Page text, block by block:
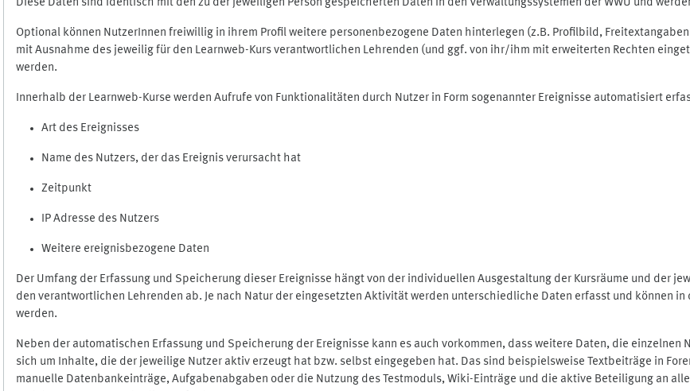
Diese Daten sind identisch mit den zu der jeweiligen Person gespeicherten Daten in den Verwaltungssystemen der WWU und
Optional können NutzerInnen freiwillig in ihrem Profil weitere personenbezogene Daten hinterlegen (z.B. Profilbild,
mit Ausnahme des jeweilig für den Learnweb-Kurs verantwortlichen Lehrenden (und ggf. von ihr/ihm mit erweiterten Rechten
werden.
Innerhalb der Learnweb-Kurse werden Aufrufe von Funktionalitäten durch Nutzer in Form sogenannter Ereignisse automatisiert
Art des Ereignisses
Name des Nutzers, der das Ereignis verursacht hat
Zeitpunkt
IP Adresse des Nutzers
Weitere ereignisbezogene Daten
Der Umfang der Erfassung und Speicherung dieser Ereignisse hängt von der individuellen Ausgestaltung der Kursräume und der
den verantwortlichen Lehrenden ab. Je nach Natur der eingesetzten Aktivität werden unterschiedliche Daten erfasst und können
werden.
Neben der automatischen Erfassung und Speicherung der Ereignisse kann es auch vorkommen, dass weitere Daten, die
sich um Inhalte, die der jeweilige Nutzer aktiv erzeugt hat bzw. selbst eingegeben hat. Das sind beispielsweise Textbeiträge in
manuelle Datenbankeinträge, Aufgabenabgaben oder die Nutzung des Testmoduls, Wiki-Einträge und die aktive Beteiligung an